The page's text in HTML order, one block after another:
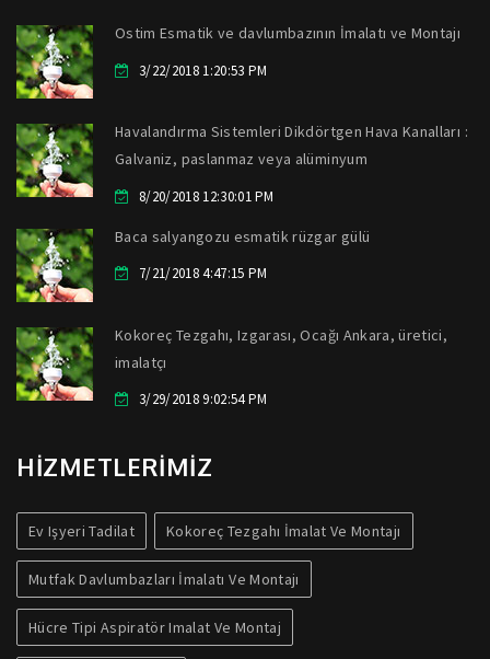
Ostim Esmatik ve davlumbazının İmalatı ve Montajı
3/22/2018 1:20:53 PM
Havalandırma Sistemleri Dikdörtgen Hava Kanalları :
Galvaniz, paslanmaz veya alüminyum
8/20/2018 12:30:01 PM
Baca salyangozu esmatik rüzgar gülü
7/21/2018 4:47:15 PM
Kokoreç Tezgahı, Izgarası, Ocağı Ankara, üretici,
imalatçı
3/29/2018 9:02:54 PM
HİZMETLERİMİZ
Ev Işyeri Tadilat Kokoreç Tezgahı İmalat Ve Montajı
Mutfak Davlumbazları İmalatı Ve Montajı
Hücre Tipi Aspiratör Imalat Ve Montaj